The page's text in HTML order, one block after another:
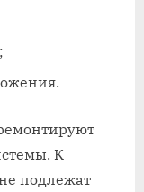
К
подлежат